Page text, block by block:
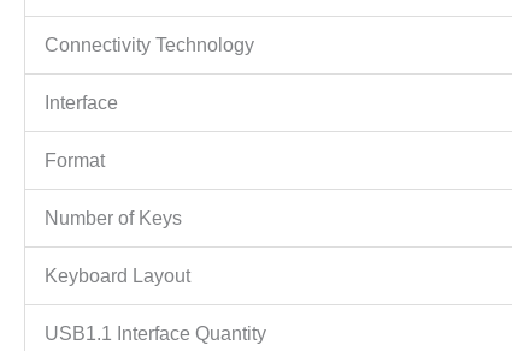
Connectivity Technology
Interface
Format
Number of Keys
Keyboard Layout
USB1.1 Interface Quantity